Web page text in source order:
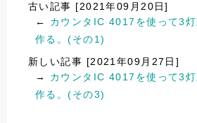
古い記事 [2021年09月20日]
← カウンタIC 4017を使って3
作る。(その1)
新しい記事 [2021年09月27日]
→ カウンタIC 4017を使って3
作る。(その3)